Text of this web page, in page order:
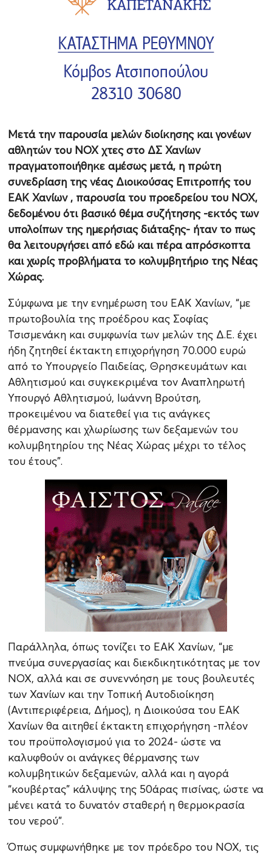
Μετά την παρουσία μελών διοίκησης και γονέων
αθλητών του ΝΟΧ χτες στο ΔΣ Χανίων
πραγματοποιήθηκε αμέσως μετά, η πρώτη
συνεδρίαση της νέας Διοικούσας Επιτροπής του
ΕΑΚ Χανίων , παρουσία του προεδρείου του ΝΟΧ,
δεδομένου ότι βασικό θέμα συζήτησης -εκτός των
υπολοίπων της ημερήσιας διάταξης- ήταν το πως
θα λειτουργήσει από εδώ και πέρα απρόσκοπτα
και χωρίς προβλήματα το κολυμβητήριο της Νέας
Χώρας.
Σύμφωνα με την ενημέρωση του ΕΑΚ Χανίων, “με
πρωτοβουλία της προέδρου κας Σοφίας
Τσισμενάκη και συμφωνία των μελών της Δ.Ε. έχει
ήδη ζητηθεί έκτακτη επιχορήγηση 70.000 ευρώ
από το Υπουργείο Παιδείας, Θρησκευμάτων και
Αθλητισμού και συγκεκριμένα τον Αναπληρωτή
Υπουργό Αθλητισμού, Ιωάννη Βρούτση,
προκειμένου να διατεθεί για τις ανάγκες
θέρμανσης και χλωρίωσης των δεξαμενών του
κολυμβητηρίου της Νέας Χώρας μέχρι το τέλος
του έτους”.
Παράλληλα, όπως τονίζει το ΕΑΚ Χανίων, “με
πνεύμα συνεργασίας και διεκδικητικότητας με τον
ΝΟΧ, αλλά και σε συνεννόηση με τους βουλευτές
των Χανίων και την Τοπική Αυτοδιοίκηση
(Αντιπεριφέρεια, Δήμος), η Διοικούσα του ΕΑΚ
Χανίων θα αιτηθεί έκτακτη επιχορήγηση -πλέον
του προϋπολογισμού για το 2024- ώστε να
καλυφθούν οι ανάγκες θέρμανσης των
κολυμβητικών δεξαμενών, αλλά και η αγορά
“κουβέρτας” κάλυψης της 50άρας πισίνας, ώστε να
μένει κατά το δυνατόν σταθερή η θερμοκρασία
του νερού”.
Όπως συμφωνήθηκε με τον πρόεδρο του ΝΟΧ, τις